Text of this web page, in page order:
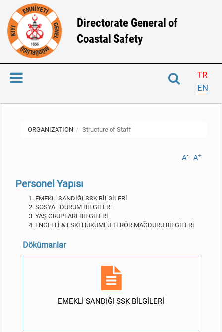
Directorate General of
Coastal Safety
TR
EN
ORGANIZATION Structure of Staff
A+
A-
Personel Yapısı
EMEKLİ SANDIĞI SSK BİLGİLERİ
SOSYAL DURUM BİLGİLERİ
YAŞ GRUPLARI BİLGİLERİ
ENGELLİ & ESKİ HÜKÜMLÜ TERÖR MAĞDURU BİLGİLERİ
Dökümanlar
EMEKLİ SANDIĞI SSK BİLGİLERİ